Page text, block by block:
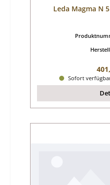
Leda Magma N
Sofort